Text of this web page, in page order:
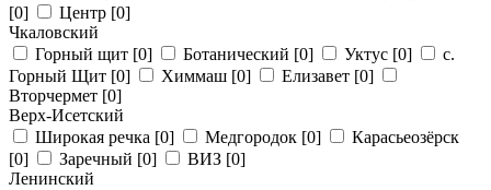
[0]
Центр [0]
Чкаловский
Горный щит [0] Ботанический [0] Уктус [0]
с.
Горный Щит [0] Химмаш [0] Елизавет [0]
Вторчермет [0]
Верх-Исетский
Широкая речка [0] Медгородок [0]
Карасьеозёрск
[0]
Заречный [0] ВИЗ [0]
Ленинский